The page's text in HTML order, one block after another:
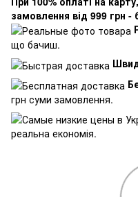
замовлення від 999 грн
що бачиш.
грн суми замовлення.
реальна економія.